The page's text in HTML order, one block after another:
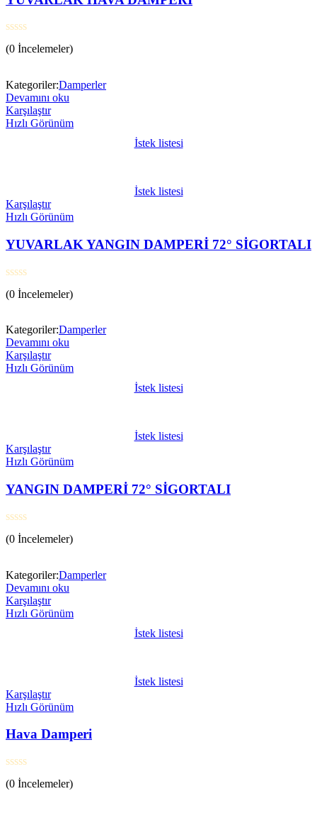
5
üzerinden
aldı
(0 İncelemeler)
Kategoriler:Damperler
Devamını oku
Karşılaştır
Hızlı Görünüm
İstek listesi
İstek listesi
Karşılaştır
Hızlı Görünüm
YUVARLAK YANGIN DAMPERİ 72° SİGORTALI
5
üzerinden
aldı
(0 İncelemeler)
Kategoriler:Damperler
Devamını oku
Karşılaştır
Hızlı Görünüm
İstek listesi
İstek listesi
Karşılaştır
Hızlı Görünüm
YANGIN DAMPERİ 72° SİGORTALI
5
üzerinden
aldı
(0 İncelemeler)
Kategoriler:Damperler
Devamını oku
Karşılaştır
Hızlı Görünüm
İstek listesi
İstek listesi
Karşılaştır
Hızlı Görünüm
Hava Damperi
5
üzerinden
(0 İncelemeler)